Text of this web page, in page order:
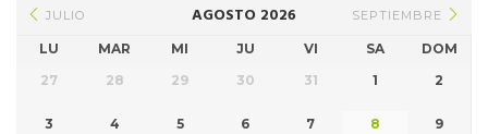
JULIO AGOSTO 2026 SEPTIEMBRE
LU MAR MI JU VI SA
DOM
27
28 29 30 31 1 2
3 4 5 6 7 8 9